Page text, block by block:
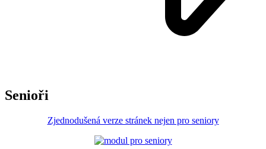
Senioři
Zjednodušená verze stránek nejen pro seniory